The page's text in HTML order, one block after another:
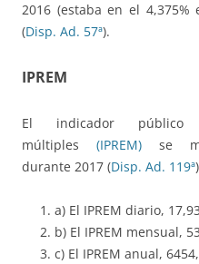
2016 (estaba en el
(Disp. Ad. 57ª).
IPREM
El indicador
múltiples (IPREM) se
durante 2017 (Disp. Ad. 119ª
a) El IPREM diario,
b) El IPREM mensual,
c) El IPREM anual,